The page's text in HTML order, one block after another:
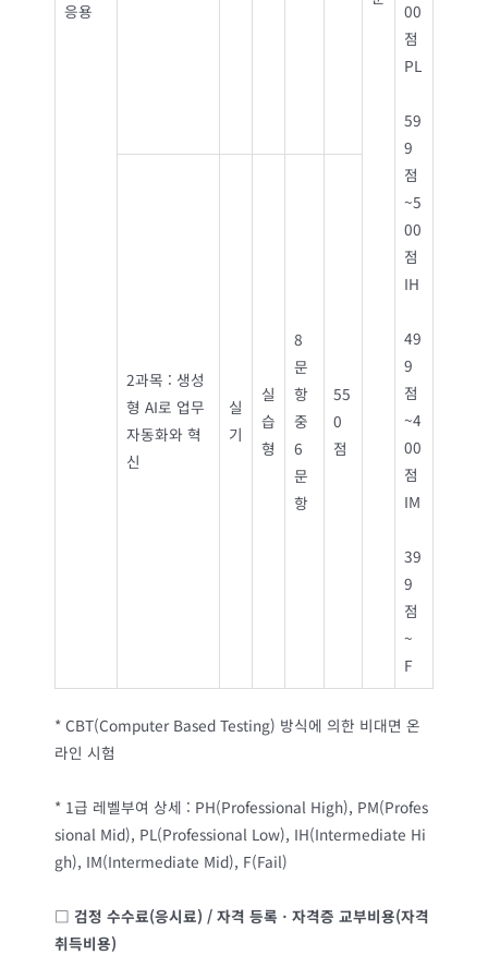
응용
00
점
PL
59
9
점
~5
00
점
IH
49
9
점
~4
00
점
IM
39
9
점
~
F
2과목 : 생성
형 AI로 업무
자동화와 혁
신
실
기
실
습
형
8
문
항
중
6
문
항
55
0
점
* CBT(Computer Based Testing) 방식에 의한 비대면 온
라인 시험
* 1급 레벨부여 상세 : PH(Professional High), PM(Profes
sional Mid), PL(Professional Low), IH(Intermediate Hi
gh), IM(Intermediate Mid), F(Fail)
□ 검정 수수료(응시료) / 자격 등록ㆍ자격증 교부비용(자격
취득비용)